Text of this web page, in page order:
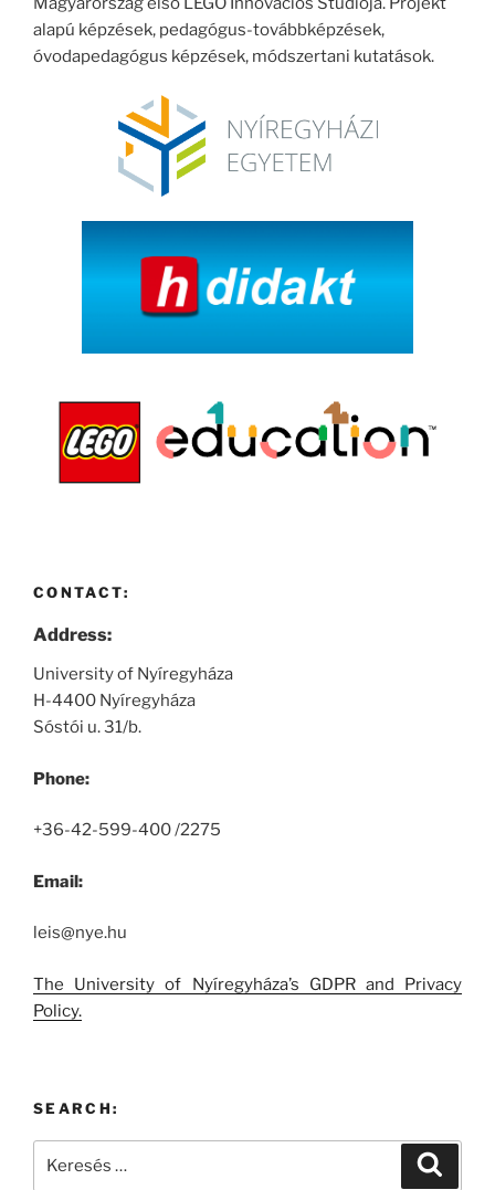
alapú képzések, pedagógus-továbbképzések,
óvodapedagógus képzések, módszertani kutatások.
CONTACT:
Address:
University of Nyíregyháza
H-4400 Nyíregyháza
Sóstói u. 31/b.
Phone:
+36-42-599-400 /2275
Email:
leis@nye.hu
The University of Nyíregyháza’s GDPR and Privacy
Policy.
SEARCH: